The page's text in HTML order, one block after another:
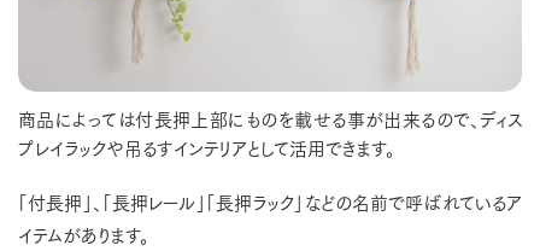
商品によっては付長押上部にものを載せる事が出来るので、ディス
プレイラックや吊るすインテリアとして活用できます。
「付長押」、「長押レール」「長押ラック」などの名前で呼ばれているア
イテムがあります。